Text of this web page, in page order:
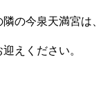
の今泉天満宮は、
えください。